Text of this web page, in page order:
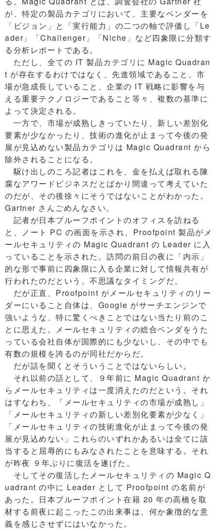
が、特定の製品カテゴリにおいて、主要なベンダーを
「ビジョン」と「実行能力」の二つの軸で評価し「Le
ader」「Challenger」「Niche」など四象限に分類す
る分析レポートである。
ただし、全ての IT 製品カテゴリに Magic Quadran
t が存在するわけではなく、先進領域であること、市
場が急成長していること、企業の IT 戦略に影響を与
える重要テクノロジーであること等々、複数の基準に
よって決定される。
一方で、市場が成熟しきっていたり、新しい差別化
要素が少なかったり、技術の進化が止まって今後の発
展が見込めない製品カテゴリは Magic Quadrant から
除外されることになる。
駆け出しのころ記者はこれを、金を払えば取れる陳
腐なアワードビジネスだとばかり間違って考えていた
のだが、その後徐々にそうではないことがわかった。
Gartner さんごめんなさい。
記者が日本プルーフポイントのオフィスを訪ねる
と、ノート PC の画面を示され、Proofpoint 製品がメ
ールセキュリティの Magic Quadrant の Leader に入
っていることを示された。訪問の前日の夜に「内示」
的な形で事前に四象限に入る企業に対して情報共有が
行われたのだという。不思議なタイミングだ。
だが正直、Proofpoint がメールセキュリティのリー
ダーにいること自体は、Google がサーチエンジンで
強いような、特に驚くべきことではない当たり前のこ
とに思えた。メールセキュリティの総合ベンダをうた
っている会社自体が国際的にも少ないし、その中でも
有数の規模を誇るのが同社だからだ。
だが話を聞くとそういうことではないらしい。
それ以前の話として、９年前に Magic Quadrant か
らメールセキュリティは一度消えたのだという。それ
はすなわち、「メールセキュリティの市場が成熟し」
「メールセキュリティの新しい差別化要素が少なく」
「メールセキュリティの技術進化が止まって今後の発
展が見込めない」これらのいずれかあるいは全てに該
当すると屈辱的にもみなされたことを意味する。それ
が昨夜 ９年ぶりに復活を遂げた。
そしてその復活したメールセキュリティの Magic Q
uadrant の中に Leader として Proofpoint の名前が
あった。日本プルーフポイント在籍 20 年の高橋を取
材する前夜に起こったこの出来事は、何か象徴的な意
義を感じさせずにはいなかった。